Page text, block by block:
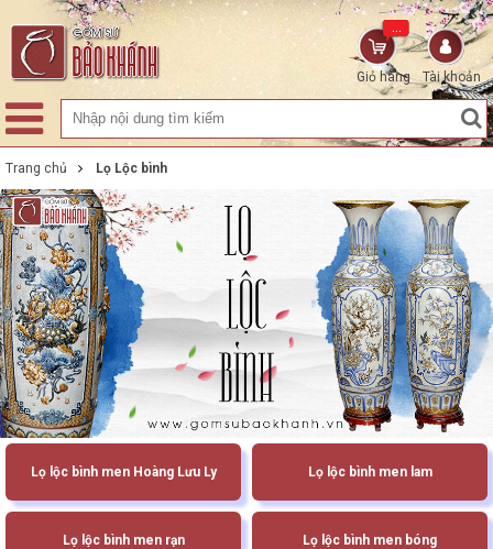
Tài khoản
Giỏ hàng
...
Trang chủ Lọ Lộc bình
Lọ lộc bình men Hoàng Lưu Ly Lọ lộc bình men lam
Lọ lộc bình men rạn Lọ lộc bình men bóng